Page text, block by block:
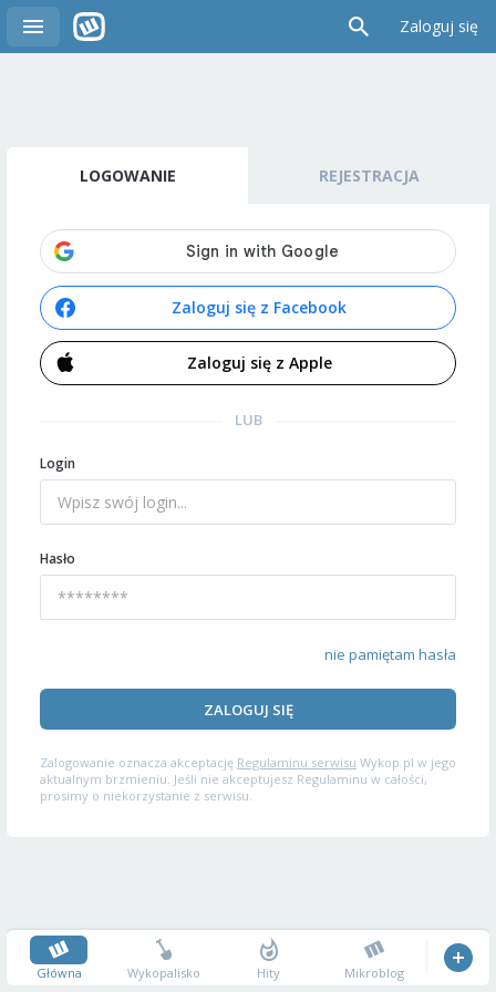
Zaloguj się
LOGOWANIE REJESTRACJA
Zaloguj się z Facebook
Zaloguj się z Apple
LUB
Login
Hasło
nie pamiętam hasła
ZALOGUJ SIĘ
Zalogowanie oznacza akceptację Regulaminu serwisu Wykop.pl w jego
aktualnym brzmieniu. Jeśli nie akceptujesz Regulaminu w całości,
prosimy o niekorzystanie z serwisu.
Główna Wykopalisko Hity Mikroblog